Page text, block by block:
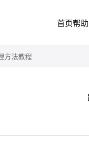
首页帮
方法教程